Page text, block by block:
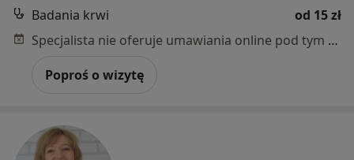
Badania krwi
od 15 zł
Specjalista nie oferuje umawiania online pod tym adresem.
Poproś o wizytę